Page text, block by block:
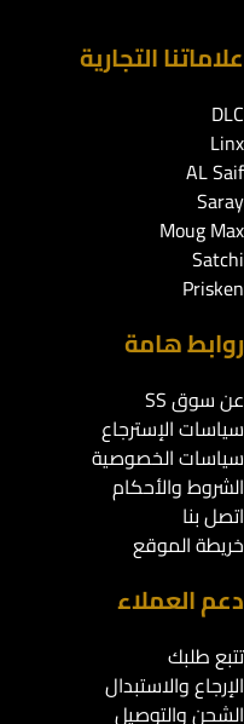
علاماتنا التجارية
DLC
Linx
AL Saif
Saray
Moug Max
Satchi
Prisken
روابط هامة
عن سوق SS
سياسات الإسترجاع
سياسات الخصوصية
الشروط والأحكام
اتصل بنا
خريطة الموقع
دعم العملاء
تتبع طلبك
الإرجاع والاستبدال
الشحن والتوصيل